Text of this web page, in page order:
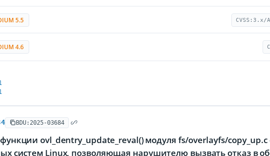
5.5
4.6
BDU:2025-03684
ovl_dentry_update_reval() модуля fs/overlayfs/
систем Linux, позволяющая нарушителю вызвать отказ в